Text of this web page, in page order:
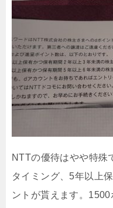
NTTの優待はやや特殊
タイミング、5年以上
ントが貰えます。